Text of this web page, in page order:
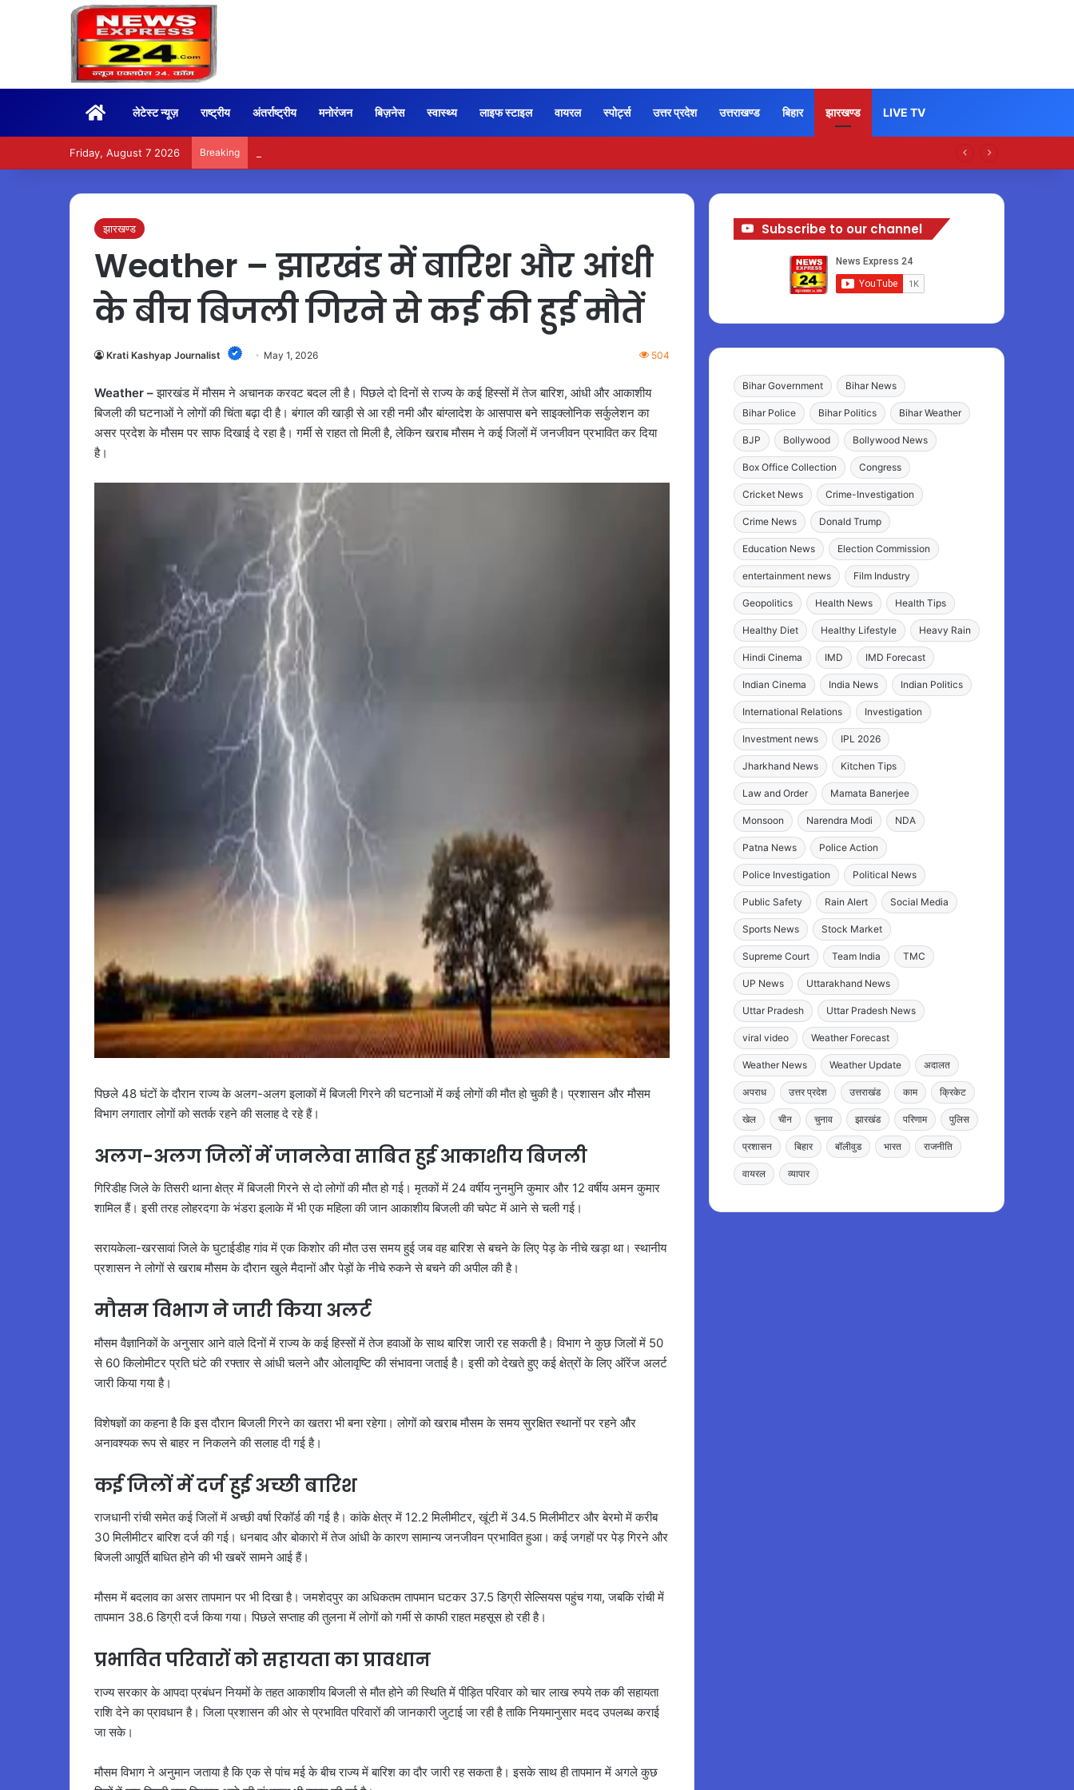
Homeलेटेस्ट न्यूज़ राष्ट्रीय अंतर्राष्ट्रीय मनोरंजन बिज़नेस स्वास्थ्य लाइफ स्टाइल वायरल स्पोर्ट्स उत्तर प्रदेश उत्तराखण्ड बिहार झारखण्ड LIVE TV
Friday, August 7 2026 Breaking
झारखण्ड
Weather – झारखंड में बारिश और आंधी
के बीच बिजली गिरने से कई की हुई मौतें
Krati Kashyap Journalist May 1, 2026 504
Weather –झारखंड में मौसम ने अचानक करवट बदल ली है। पिछले दो दिनों से राज्य के कई हिस्सों में तेज बारिश, आंधी और आकाशीय
बिजली की घटनाओं ने लोगों की चिंता बढ़ा दी है। बंगाल की खाड़ी से आ रही नमी और बांग्लादेश के आसपास बने साइक्लोनिक सर्कुलेशन का
असर प्रदेश के मौसम पर साफ दिखाई दे रहा है। गर्मी से राहत तो मिली है, लेकिन खराब मौसम ने कई जिलों में जनजीवन प्रभावित कर दिया
है।
पिछले 48 घंटों के दौरान राज्य के अलग-अलग इलाकों में बिजली गिरने की घटनाओं में कई लोगों की मौत हो चुकी है। प्रशासन और मौसम
विभाग लगातार लोगों को सतर्क रहने की सलाह दे रहे हैं।
अलग-अलग जिलों में जानलेवा साबित हुई आकाशीय बिजली
गिरिडीह जिले के तिसरी थाना क्षेत्र में बिजली गिरने से दो लोगों की मौत हो गई। मृतकों में 24 वर्षीय नुनमुनि कुमार और 12 वर्षीय अमन कुमार
शामिल हैं। इसी तरह लोहरदगा के भंडरा इलाके में भी एक महिला की जान आकाशीय बिजली की चपेट में आने से चली गई।
सरायकेला-खरसावां जिले के घुटाईडीह गांव में एक किशोर की मौत उस समय हुई जब वह बारिश से बचने के लिए पेड़ के नीचे खड़ा था। स्थानीय
प्रशासन ने लोगों से खराब मौसम के दौरान खुले मैदानों और पेड़ों के नीचे रुकने से बचने की अपील की है।
मौसम विभाग ने जारी किया अलर्ट
मौसम वैज्ञानिकों के अनुसार आने वाले दिनों में राज्य के कई हिस्सों में तेज हवाओं के साथ बारिश जारी रह सकती है। विभाग ने कुछ जिलों में 50
से 60 किलोमीटर प्रति घंटे की रफ्तार से आंधी चलने और ओलावृष्टि की संभावना जताई है। इसी को देखते हुए कई क्षेत्रों के लिए ऑरेंज अलर्ट
जारी किया गया है।
विशेषज्ञों का कहना है कि इस दौरान बिजली गिरने का खतरा भी बना रहेगा। लोगों को खराब मौसम के समय सुरक्षित स्थानों पर रहने और
अनावश्यक रूप से बाहर न निकलने की सलाह दी गई है।
कई जिलों में दर्ज हुई अच्छी बारिश
राजधानी रांची समेत कई जिलों में अच्छी वर्षा रिकॉर्ड की गई है। कांके क्षेत्र में 12.2 मिलीमीटर, खूंटी में 34.5 मिलीमीटर और बेरमो में करीब
30 मिलीमीटर बारिश दर्ज की गई। धनबाद और बोकारो में तेज आंधी के कारण सामान्य जनजीवन प्रभावित हुआ। कई जगहों पर पेड़ गिरने और
बिजली आपूर्ति बाधित होने की भी खबरें सामने आई हैं।
मौसम में बदलाव का असर तापमान पर भी दिखा है। जमशेदपुर का अधिकतम तापमान घटकर 37.5 डिग्री सेल्सियस पहुंच गया, जबकि रांची में
तापमान 38.6 डिग्री दर्ज किया गया। पिछले सप्ताह की तुलना में लोगों को गर्मी से काफी राहत महसूस हो रही है।
प्रभावित परिवारों को सहायता का प्रावधान
राज्य सरकार के आपदा प्रबंधन नियमों के तहत आकाशीय बिजली से मौत होने की स्थिति में पीड़ित परिवार को चार लाख रुपये तक की सहायता
राशि देने का प्रावधान है। जिला प्रशासन की ओर से प्रभावित परिवारों की जानकारी जुटाई जा रही है ताकि नियमानुसार मदद उपलब्ध कराई
जा सके।
मौसम विभाग ने अनुमान जताया है कि एक से पांच मई के बीच राज्य में बारिश का दौर जारी रह सकता है। इसके साथ ही तापमान में अगले कुछ
Subscribe to our channel
Bihar Government Bihar News
Bihar Police Bihar Politics Bihar Weather
BJP Bollywood Bollywood News
Box Office Collection Congress
Cricket News Crime-Investigation
Crime News Donald Trump
Education News Election Commission
entertainment news Film Industry
Geopolitics Health News Health Tips
Healthy Diet Healthy Lifestyle Heavy Rain
Hindi Cinema IMD IMD Forecast
Indian Cinema India News Indian Politics
International Relations Investigation
Investment news IPL 2026
Jharkhand News Kitchen Tips
Law and Order Mamata Banerjee
Monsoon Narendra Modi NDA
Patna News Police Action
Police Investigation Political News
Public Safety Rain Alert Social Media
Sports News Stock Market
Supreme Court Team India TMC
UP News Uttarakhand News
Uttar Pradesh Uttar Pradesh News
viral video Weather Forecast
Weather News Weather Update अदालत
अपराध उत्तर प्रदेश उत्तराखंड काम क्रिकेट
खेल चीन चुनाव झारखंड परिणाम पुलिस
प्रशासन बिहार बॉलीवुड भारत राजनीति
वायरल व्यापार